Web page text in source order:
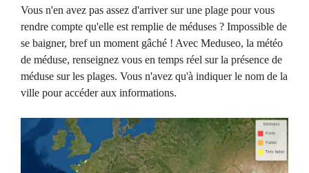
Vous n'en avez pas assez d'arriver sur une plage pour vous
rendre compte qu'elle est remplie de méduses ? Impossible de
se baigner, bref un moment gâché ! Avec Meduseo, la météo
de méduse, renseignez vous en temps réel sur la présence de
méduse sur les plages. Vous n'avez qu'à indiquer le nom de la
ville pour accéder aux informations.